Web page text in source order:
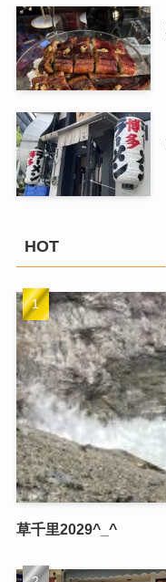
HOT
草千里2029^_^